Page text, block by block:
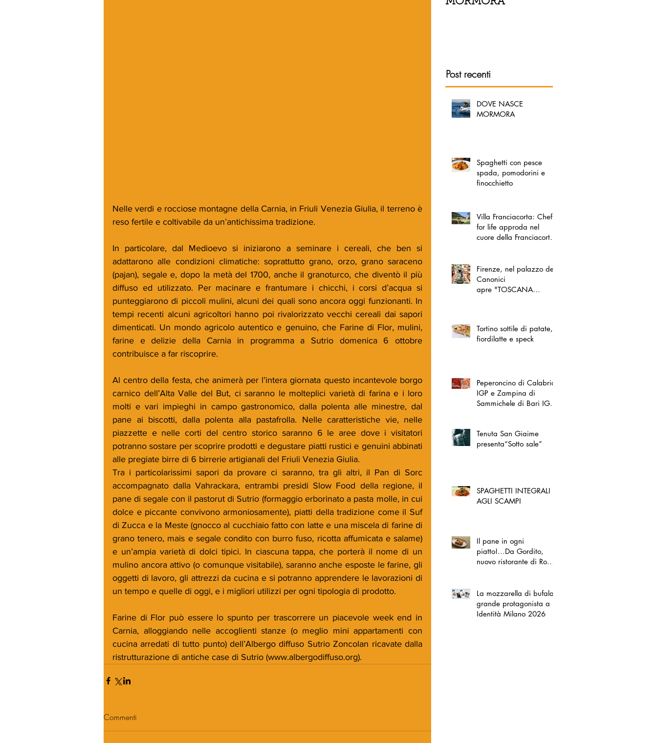
Nelle verdi e rocciose montagne della Carnia, in Friuli Venezia Giulia, il terreno è
reso fertile e coltivabile da un’antichissima tradizione.
In particolare, dal Medioevo si iniziarono a seminare i cereali, che ben si
adattarono alle condizioni climatiche: soprattutto grano, orzo, grano saraceno
(pajan), segale e, dopo la metà del 1700, anche il granoturco, che diventò il più
diffuso ed utilizzato. Per macinare e frantumare i chicchi, i corsi d’acqua si
punteggiarono di piccoli mulini, alcuni dei quali sono ancora oggi funzionanti. In
tempi recenti alcuni agricoltori hanno poi rivalorizzato vecchi cereali dai sapori
dimenticati. Un mondo agricolo autentico e genuino, che Farine di Flor, mulini,
farine e delizie della Carnia in programma a Sutrio domenica 6 ottobre
contribuisce a far riscoprire.
Al centro della festa, che animerà per l’intera giornata questo incantevole borgo
carnico dell’Alta Valle del But, ci saranno le molteplici varietà di farina e i loro
molti e vari impieghi in campo gastronomico, dalla polenta alle minestre, dal
pane ai biscotti, dalla polenta alla pastafrolla. Nelle caratteristiche vie, nelle
piazzette e nelle corti del centro storico saranno 6 le aree dove i visitatori
potranno sostare per scoprire prodotti e degustare piatti rustici e genuini abbinati
alle pregiate birre di 6 birrerie artigianali del Friuli Venezia Giulia.
Tra i particolarissimi sapori da provare ci saranno, tra gli altri, il Pan di Sorc
accompagnato dalla Vahrackara, entrambi presidi Slow Food della regione, il
pane di segale con il pastorut di Sutrio (formaggio erborinato a pasta molle, in cui
dolce e piccante convivono armoniosamente), piatti della tradizione come il Suf
di Zucca e la Meste (gnocco al cucchiaio fatto con latte e una miscela di farine di
grano tenero, mais e segale condito con burro fuso, ricotta affumicata e salame)
e un’ampia varietà di dolci tipici. In ciascuna tappa, che porterà il nome di un
mulino ancora attivo (o comunque visitabile), saranno anche esposte le farine, gli
oggetti di lavoro, gli attrezzi da cucina e si potranno apprendere le lavorazioni di
un tempo e quelle di oggi, e i migliori utilizzi per ogni tipologia di prodotto.
Farine di Flor può essere lo spunto per trascorrere un piacevole week end in
Carnia, alloggiando nelle accoglienti stanze (o meglio mini appartamenti con
cucina arredati di tutto punto) dell’Albergo diffuso Sutrio Zoncolan ricavate dalla
ristrutturazione di antiche case di Sutrio (www.albergodiffuso.org).
Commenti
Post recenti
DOVE NASCE
MORMORA
Spaghetti con pesce
spada, pomodorini e
finocchietto
Villa Franciacorta: Chefs
for life approda nel
cuore della Franciacorta,
Firenze, nel palazzo dei
Canonici
apre "TOSCANA
Tortino sottile di patate,
fiordilatte e speck
Peperoncino di Calabria
IGP e Zampina di
Sammichele di Bari IGP
Tenuta San Giaime
presenta“Sotto sale”
SPAGHETTI INTEGRALI
AGLI SCAMPI
Il pane in ogni
piatto!...Da Gordito,
nuovo ristorante di Roma
La mozzarella di bufala
grande protagonista a
Identità Milano 2026